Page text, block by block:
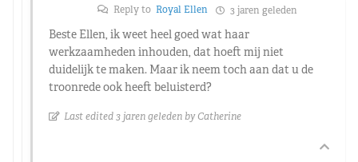
Reply to Royal Ellen 3 jaren geleden
Beste Ellen, ik weet heel goed wat haar
werkzaamheden inhouden, dat hoeft mij niet
duidelijk te maken. Maar ik neem toch aan dat u de
troonrede ook heeft beluisterd?
Last edited 3 jaren geleden by Catherine